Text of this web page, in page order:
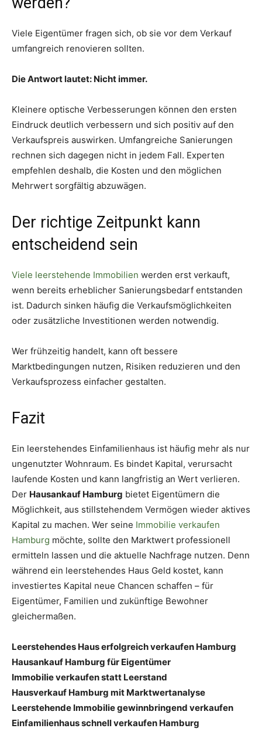
Viele Eigentümer fragen sich, ob sie vor dem Verkauf
umfangreich renovieren sollten.
Die Antwort lautet: Nicht immer.
Kleinere optische Verbesserungen können den ersten
Eindruck deutlich verbessern und sich positiv auf den
Verkaufspreis auswirken. Umfangreiche Sanierungen
rechnen sich dagegen nicht in jedem Fall. Experten
empfehlen deshalb, die Kosten und den möglichen
Mehrwert sorgfältig abzuwägen.
Der richtige Zeitpunkt kann
entscheidend sein
Viele leerstehende Immobilien werden erst verkauft,
wenn bereits erheblicher Sanierungsbedarf entstanden
ist. Dadurch sinken häufig die Verkaufsmöglichkeiten
oder zusätzliche Investitionen werden notwendig.
Wer frühzeitig handelt, kann oft bessere
Marktbedingungen nutzen, Risiken reduzieren und den
Verkaufsprozess einfacher gestalten.
Fazit
Ein leerstehendes Einfamilienhaus ist häufig mehr als nur
ungenutzter Wohnraum. Es bindet Kapital, verursacht
laufende Kosten und kann langfristig an Wert verlieren.
Der Hausankauf Hamburg bietet Eigentümern die
Möglichkeit, aus stillstehendem Vermögen wieder aktives
Kapital zu machen. Wer seine Immobilie verkaufen
Hamburg möchte, sollte den Marktwert professionell
ermitteln lassen und die aktuelle Nachfrage nutzen. Denn
während ein leerstehendes Haus Geld kostet, kann
investiertes Kapital neue Chancen schaffen – für
Eigentümer, Familien und zukünftige Bewohner
gleichermaßen.
Leerstehendes Haus erfolgreich verkaufen Hamburg
Hausankauf Hamburg für Eigentümer
Immobilie verkaufen statt Leerstand
Hausverkauf Hamburg mit Marktwertanalyse
Leerstehende Immobilie gewinnbringend verkaufen
Einfamilienhaus schnell verkaufen Hamburg